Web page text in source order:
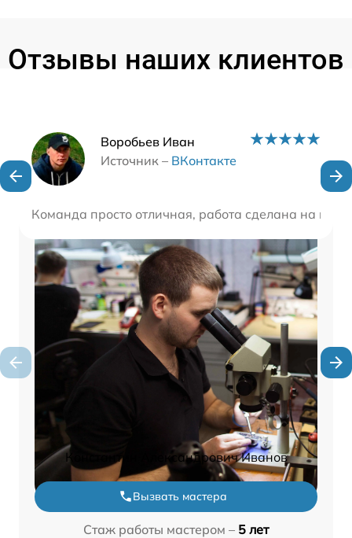
Отзывы наших клиентов
Воробьев Иван
Источник – ВКонтакте
Команда просто отличная, работа сделана на
Наши мастера
Константин Александрович Иванов
Вызвать мастера
Стаж работы мастером – 5 лет